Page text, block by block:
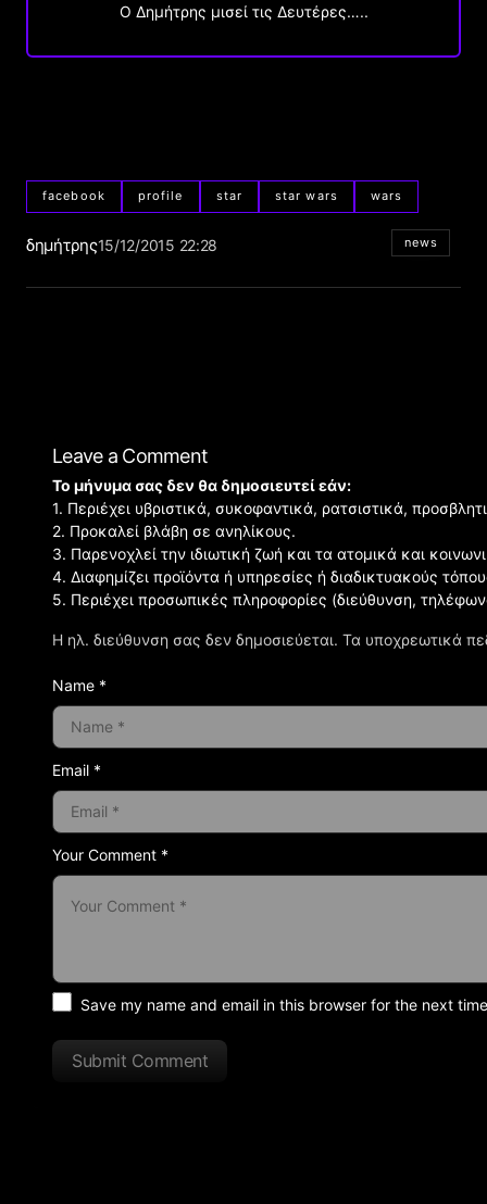
O Δημήτρης μισεί τις Δευτέρες…..
facebook profile star star wars wars
δημήτρης15/12/2015 22:28 news
Leave a Comment
Η ηλ. διεύθυνση σας δεν δημοσιεύεται. Τα υποχρεωτικά
Your Comment *
Το μήνυμα σας δεν θα δημοσιευτεί εάν:
1. Περιέχει υβριστικά, συκοφαντικά, ρατσιστικά,
2. Προκαλεί βλάβη σε ανηλίκους.
3. Παρενοχλεί την ιδιωτική ζωή και τα ατομικά και
4. Διαφημίζει προϊόντα ή υπηρεσίες ή διαδικτυακούς
5. Περιέχει προσωπικές πληροφορίες (διεύθυνση,
Name *
Email *
Save my name and email in this browser for the next
Submit Comment